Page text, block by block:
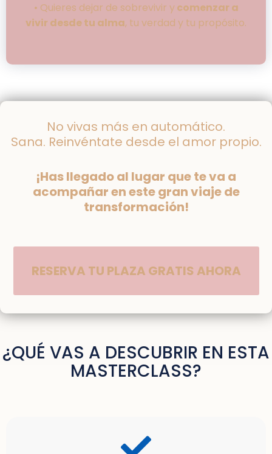
• Quieres dejar de sobrevivir ycomenzar a
vivir desde tu alma, tu verdad y tu propósito.
No vivas más en automático.
Sana. Reinvéntate desde el amor propio.
¡Has llegado al lugar que te va a
acompañar en este gran viaje de
transformación!
RESERVA TU PLAZA GRATIS AHORA
¿QUÉ VAS A DESCUBRIR EN ESTA
MASTERCLASS?